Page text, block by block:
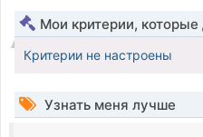
Мои критерии,
Критерии не настроены
Узнать меня лучше